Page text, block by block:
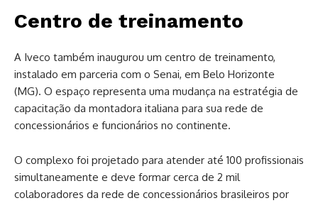
Centro de treinamento
A Iveco também inaugurou um centro de treinamento,
instalado em parceria com o Senai, em Belo Horizonte
(MG). O espaço representa uma mudança na estratégia de
capacitação da montadora italiana para sua rede de
concessionários e funcionários no continente.
O complexo foi projetado para atender até 100 profissionais
simultaneamente e deve formar cerca de 2 mil
colaboradores da rede de concessionários brasileiros por